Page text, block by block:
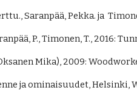
Saranpää, Pekka. ja
P., Timonen, T., 2016:
Mika), 2009:
ja ominaisuudet, Helsinki,